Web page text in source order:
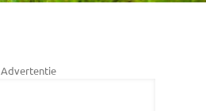
Advertentie